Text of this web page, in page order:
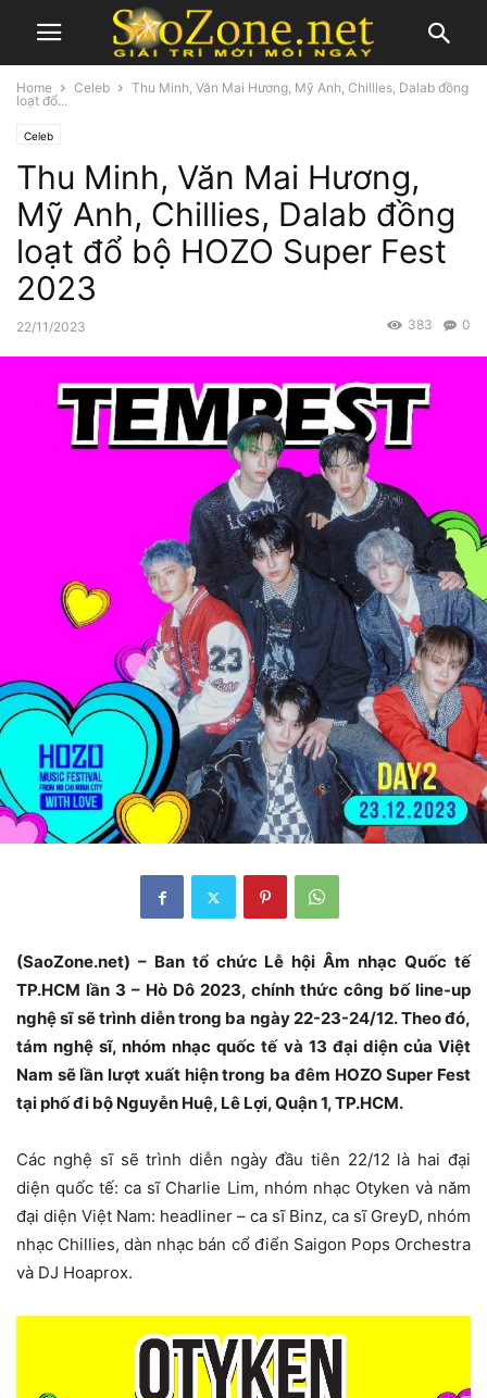
Home Celeb
Thu Minh, Văn Mai Hương, Mỹ Anh, Chillies, Dalab đồng
loạt đổ...
Celeb
Thu Minh, Văn Mai Hương,
Mỹ Anh, Chillies, Dalab đồng
loạt đổ bộ HOZO Super Fest
2023
22/11/2023 0
383
(SaoZone.net) – Ban tổ chức Lễ hội Âm nhạc Quốc tế
TP.HCM lần 3 – Hò Dô 2023, chính thức công bố line-up
nghệ sĩ sẽ trình diễn trong ba ngày 22-23-24/12. Theo đó,
tám nghệ sĩ, nhóm nhạc quốc tế và 13 đại diện của Việt
Nam sẽ lần lượt xuất hiện trong ba đêm HOZO Super Fest
tại phố đi bộ Nguyễn Huệ, Lê Lợi, Quận 1, TP.HCM.
Các nghệ sĩ sẽ trình diễn ngày đầu tiên 22/12 là hai đại
diện quốc tế: ca sĩ Charlie Lim, nhóm nhạc Otyken và năm
đại diện Việt Nam: headliner – ca sĩ Binz, ca sĩ GreyD, nhóm
nhạc Chillies, dàn nhạc bán cổ điển Saigon Pops Orchestra
và DJ Hoaprox.